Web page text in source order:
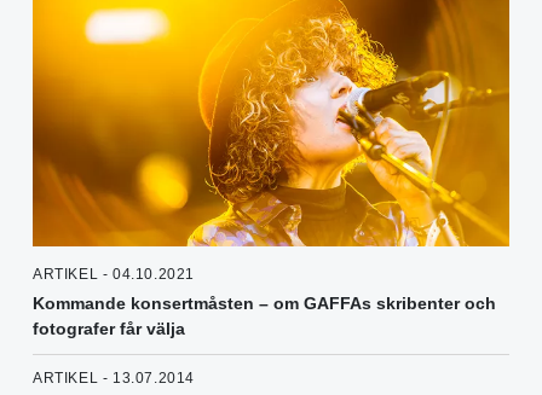
ARTIKEL - 04.10.2021
Kommande konsertmåsten – om GAFFAs skribenter och
fotografer får välja
ARTIKEL - 13.07.2014